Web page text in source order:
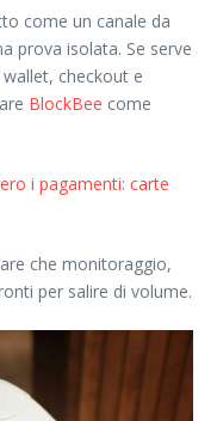
come un canale da
prova isolata. Se serve
checkout e
BlockBee come
i pagamenti: carte
che monitoraggio,
per salire di volume.